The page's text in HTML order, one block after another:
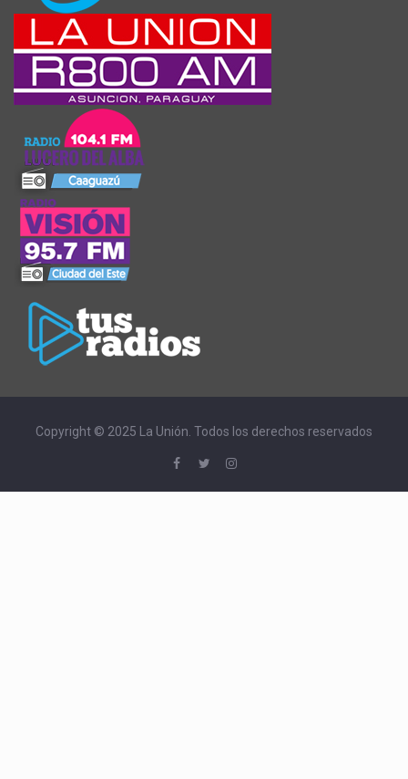
Copyright © 2025 La Unión. Todos los derechos reservados